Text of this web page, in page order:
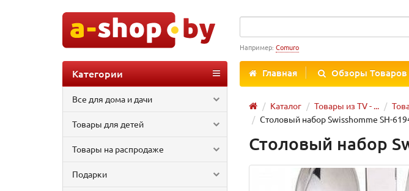
Например: Comuro
Главная Обзоры Товаров
Категории
Все для дома и дачи
Товары для детей
Товары на распродаже
Подарки
Каталог Товары из TV - ...
Столовый набор Swisshomme SH-
Столовый набор